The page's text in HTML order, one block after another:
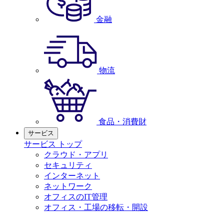
金融
物流
食品・消費財
サービス
サービス トップ
クラウド・アプリ
セキュリティ
インターネット
ネットワーク
オフィスのIT管理
オフィス・工場の移転・開設